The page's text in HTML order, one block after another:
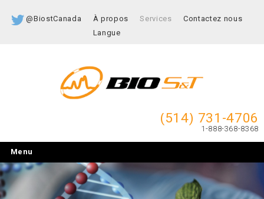
@BiostCanada À propos Services
Contactez nous
Langue
(514) 731-4706
1-888-368-8368
Menu